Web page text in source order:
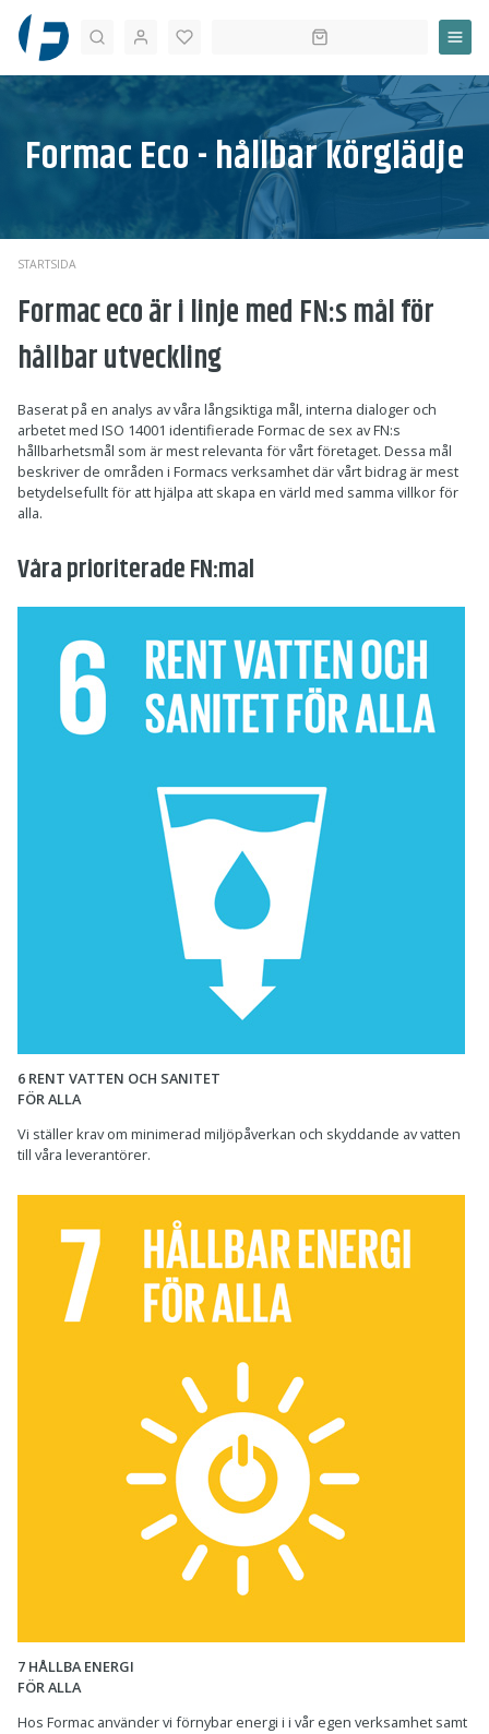
Sök
Formac Eco - hållbar körglädje
STARTSIDA
Formac eco är i linje med FN:s mål för
hållbar utveckling
Baserat på en analys av våra långsiktiga mål, interna dialoger och
arbetet med ISO 14001 identifierade Formac de sex av FN:s
hållbarhetsmål som är mest relevanta för vårt företaget. Dessa mål
beskriver de områden i Formacs verksamhet där vårt bidrag är mest
betydelsefullt för att hjälpa att skapa en värld med samma villkor för
alla.
Våra prioriterade FN:mal
6 RENT VATTEN OCH SANITET
FÖR ALLA
Vi ställer krav om minimerad miljöpåverkan och skyddande av vatten
till våra leverantörer.
7 HÅLLBA ENERGI
FÖR ALLA
Hos Formac använder vi förnybar energi i i vår egen verksamhet samt